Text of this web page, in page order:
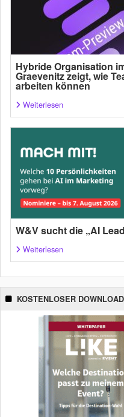
Hybride Organisation
Graevenitz zeigt, wie
arbeiten können
Weiterlesen
W&V sucht die „AI
Weiterlesen
KOSTENLOSER DOWNLOAD